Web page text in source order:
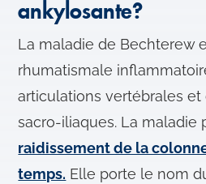
ankylosante?
La maladie de Bechterew
rhumatismale
articulations vertébrales et
sacro-iliaques. La maladie
raidissement de la
temps. Elle porte le nom